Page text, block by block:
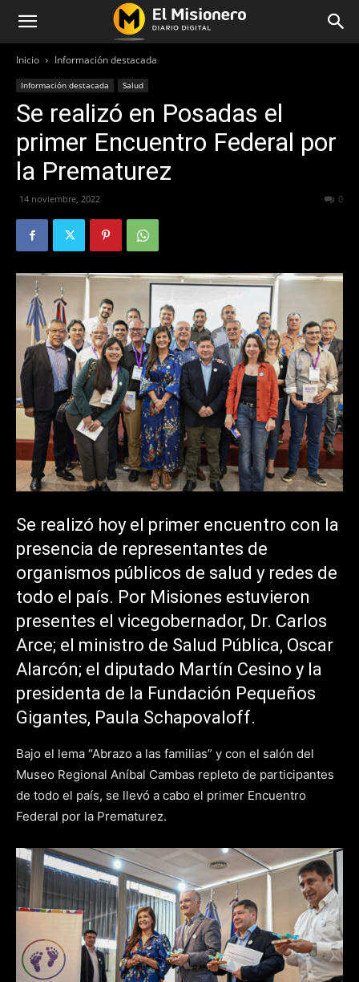
Inicio Información destacada
Información destacada Salud
Se realizó en Posadas el
primer Encuentro Federal por
la Prematurez
14 noviembre, 2022 0
Se realizó hoy el primer encuentro con la
presencia de representantes de
organismos públicos de salud y redes de
todo el país. Por Misiones estuvieron
presentes el vicegobernador, Dr. Carlos
Arce; el ministro de Salud Pública, Oscar
Alarcón; el diputado Martín Cesino y la
presidenta de la Fundación Pequeños
Gigantes, Paula Schapovaloff.
Bajo el lema “Abrazo a las familias” y con el salón del
Museo Regional Aníbal Cambas repleto de participantes
de todo el país, se llevó a cabo el primer Encuentro
Federal por la Prematurez.